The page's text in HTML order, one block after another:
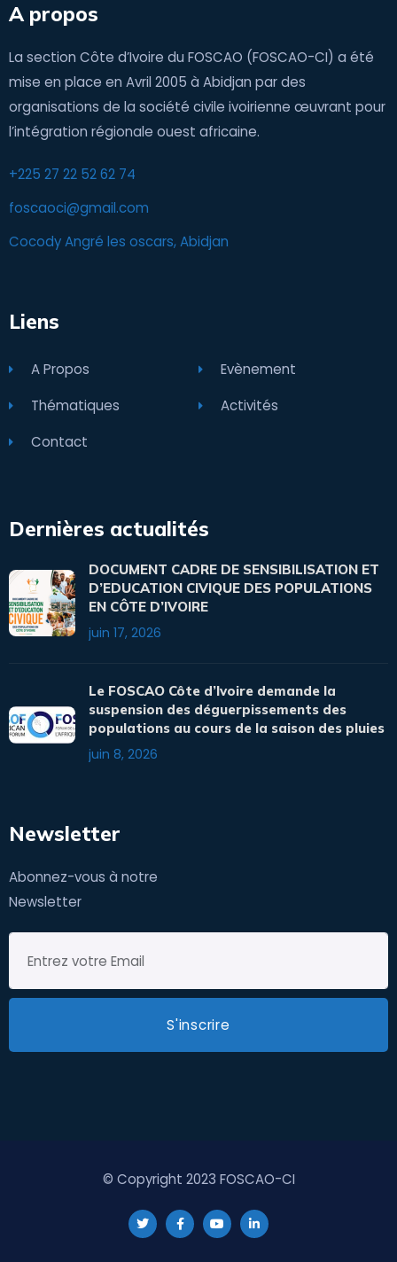
A propos
La section Côte d’Ivoire du FOSCAO (FOSCAO-CI) a été
mise en place en Avril 2005 à Abidjan par des
organisations de la société civile ivoirienne œuvrant pour
l’intégration régionale ouest africaine.
+225 27 22 52 62 74
foscaoci@gmail.com
Cocody Angré les oscars, Abidjan
Liens
A Propos
Evènement
Thématiques
Activités
Contact
Dernières actualités
DOCUMENT CADRE DE SENSIBILISATION ET
D’EDUCATION CIVIQUE DES POPULATIONS
EN CÔTE D’IVOIRE
juin 17, 2026
Le FOSCAO Côte d’Ivoire demande la
suspension des déguerpissements des
populations au cours de la saison des pluies
juin 8, 2026
Newsletter
Abonnez-vous à notre
Newsletter
© Copyright 2023 FOSCAO-CI